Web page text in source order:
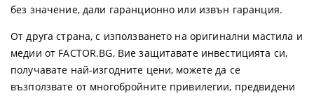
без значение, дали гаранционно или извън гаранция.
От друга страна, с използването на оригинални мастила и
медии от FACTOR.BG, Вие защитавате инвестицията си,
получавате най-изгодните цени, можете да се
възползвате от многобройните привилегии, предвидени